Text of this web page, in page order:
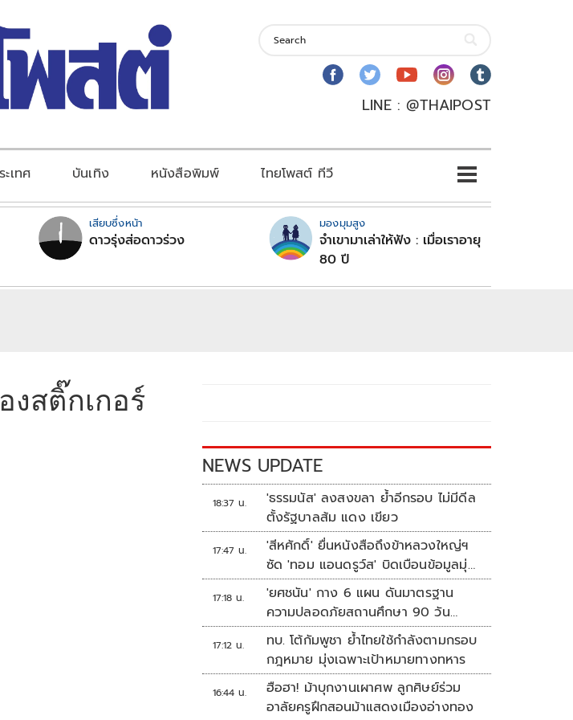
LINE : @THAIPOST
เทศ บันเทิง หนังสือพิมพ์ ไทยโพสต์ ทีวี
เสียบซึ่งหน้า
ดาวรุ่งส่อดาวร่วง
มองมุมสูง
จำเขามาเล่าให้ฟัง : เมื่อเราอายุ
80 ปี
สติ๊กเกอร์
NEWS UPDATE
18:37 น.
'ธรรมนัส' ลงสงขลา ย้ำอีกรอบ ไม่มีดีล
ตั้งรัฐบาลส้ม แดง เขียว
17:47 น.
'สีหศักดิ์' ยื่นหนังสือถึงข้าหลวงใหญ่ฯ
ซัด 'ทอม แอนดรูว์ส' บิดเบือนข้อมูลมุ่ง
แสวงหาผลประโยชน์ทางการเมือง
17:18 น.
'ยศชนัน' กาง 6 แผน ดันมาตรฐาน
ความปลอดภัยสถานศึกษา 90 วัน
ป้องกันก่อเหตุรุนแรง
17:12 น.
ทบ. โต้กัมพูชา ย้ำไทยใช้กำลังตามกรอบ
กฎหมาย มุ่งเฉพาะเป้าหมายทางทหาร
16:44 น.
ฮือฮา! ม้าบุกงานเผาศพ ลูกศิษย์ร่วม
อาลัยครูฝึกสอนม้าแสดงเมืองอ่างทอง